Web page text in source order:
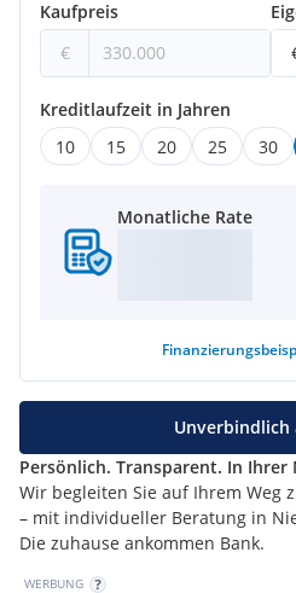
Kaufpreis
€
Kreditlaufzeit in Jahren
10
15 20 25 30
Monatliche Rate
Persönlich. Transparent. In Ihrer
Wir begleiten Sie auf Ihrem Weg
– mit individueller Beratung in
Die zuhause ankommen Bank.
Unverbindlich
WERBUNG